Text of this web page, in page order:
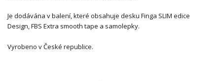
Je dodávána v balení, které obsahuje desku Finga SLIM edice
Design, FBS Extra smooth tape a samolepky.
Vyrobeno v České republice.